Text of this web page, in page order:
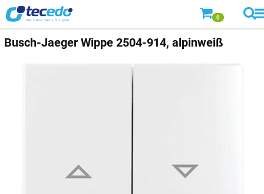
0
Busch-Jaeger Wippe 2504-914, alpinweiß